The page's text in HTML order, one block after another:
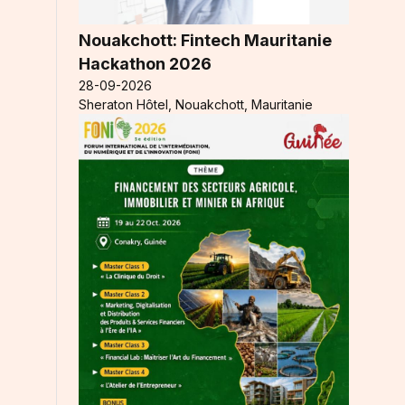
Nouakchott: Fintech Mauritanie
Hackathon 2026
28-09-2026
Sheraton Hôtel, Nouakchott, Mauritanie